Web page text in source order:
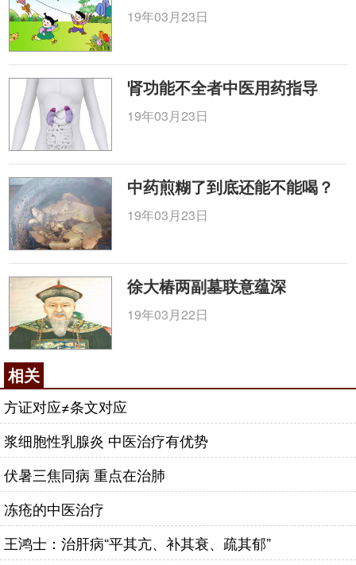
19年03月23日
肾功能不全者中医用药指导
19年03月23日
中药煎糊了到底还能不能喝？
19年03月23日
徐大椿两副墓联意蕴深
19年03月22日
相关
方证对应≠条文对应
浆细胞性乳腺炎 中医治疗有优势
伏暑三焦同病 重点在治肺
冻疮的中医治疗
王鸿士：治肝病“平其亢、补其衰、疏其郁”